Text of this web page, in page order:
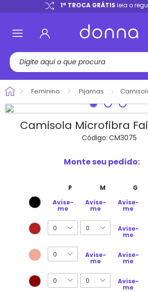
1ª TROCA GRÁTIS leia o
Feminino Pijamas
Camisola Microfibra
Código: CM3075
Monte seu pedido:
P M G
Avise-
me
Avise-
me
Avise-
me
Avise-
me
Avise-
me
Avise-
me
Avise-
me